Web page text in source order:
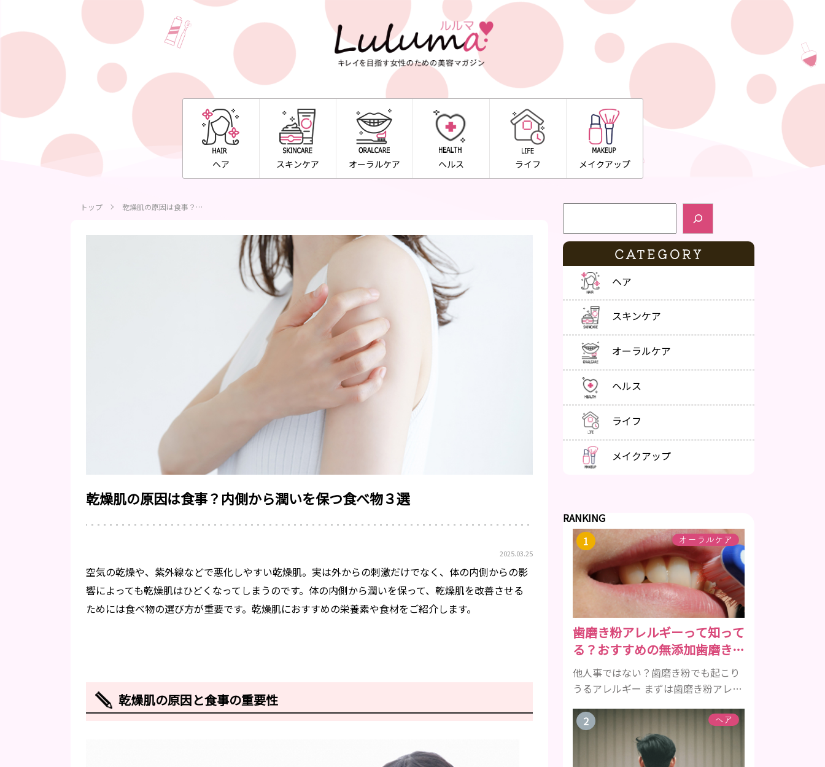
ヘア スキンケア オーラルケア ヘルス ライフ メイクアップ
トップ 乾燥肌の原因は食事？…
乾燥肌の原因は食事？内側から潤いを保つ食べ物３選
2025.03.25
空気の乾燥や、紫外線などで悪化しやすい乾燥肌。実は外からの刺激だけでなく、体の内側からの影
響によっても乾燥肌はひどくなってしまうのです。体の内側から潤いを保って、乾燥肌を改善させる
ためには食べ物の選び方が重要です。乾燥肌におすすめの栄養素や食材をご紹介します。
乾燥肌の原因と食事の重要性
検索
CATEGORY
ヘア
スキンケア
オーラルケア
ヘルス
ライフ
メイクアップ
RANKING
オーラルケア
歯磨き粉アレルギーって知って
る？おすすめの無添加歯磨き粉
をご紹介
他人事ではない？歯磨き粉でも起こり
うるアレルギー まずは歯磨き粉アレル
ーの症状を解説しますね。 歯磨き粉に
含まれるアレルギーを起こすおそれの
ある成分 まず、普段お使いの歯磨き粉
ヘア